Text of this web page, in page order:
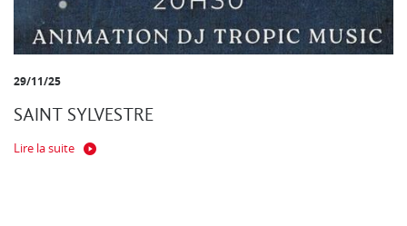
29/11/25
SAINT SYLVESTRE
Lire la suite